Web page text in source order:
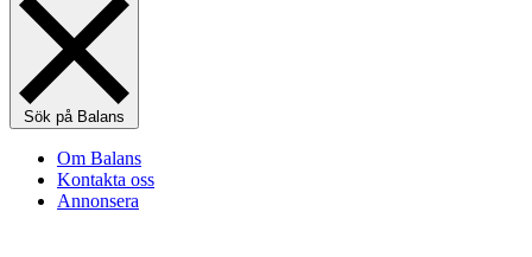
Sök på Balans
Om Balans
Kontakta oss
Annonsera